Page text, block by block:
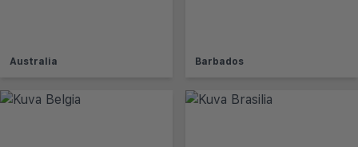
Australia Barbados